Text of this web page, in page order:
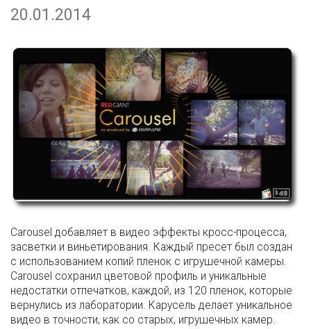
20.01.2014
Carousel добавляет в видео эффекты кросс-процесса,
засветки и виньетирования. Каждый пресет был создан
с использованием копий пленок с игрушечной камеры.
Carousel сохранил цветовой профиль и уникальные
недостатки отпечатков, каждой, из 120 пленок, которые
вернулись из лаборатории. Карусель делает уникальное
видео в точности, как со старых, игрушечных камер.